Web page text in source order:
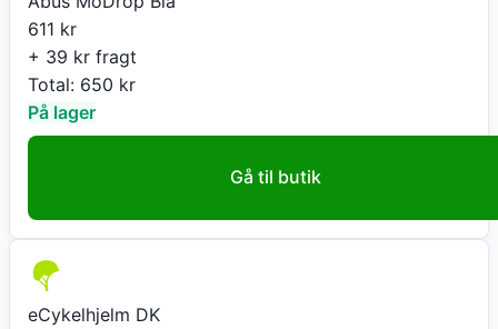
611 kr
+ 39 kr fragt
Total: 650 kr
På lager
Gå til butik
eCykelhjelm DK